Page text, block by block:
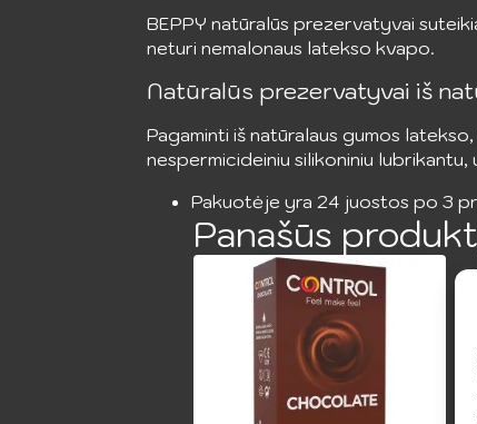
BEPPY natūralūs prezervatyvai
neturi nemalonaus latekso kvapo.
Natūralūs prezervatyvai iš
Pagaminti iš natūralaus gumos
nespermicideiniu silikoniniu
Pakuotėje yra 24 juostos po 3
Panašūs